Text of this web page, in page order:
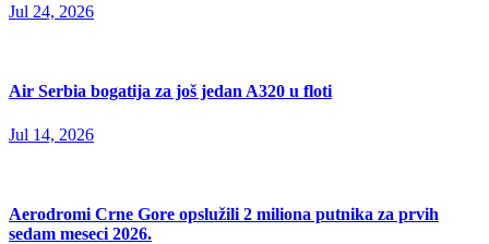
Jul 24, 2026
Air Serbia bogatija za još jedan A320 u floti
Jul 14, 2026
Aerodromi Crne Gore opslužili 2 miliona putnika za prvih
sedam meseci 2026.